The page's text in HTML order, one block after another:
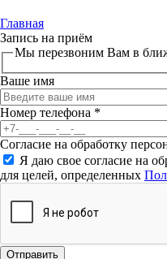
Главная
Запись на приём
Мы перезвоним Вам в
Ваше имя
Номер телефона *
Согласие на обработку
Я даю свое согласие на
для целей, определенных